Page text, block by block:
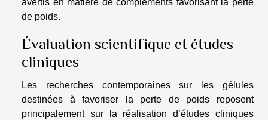
avertis en matière de compléments favorisant la perte
de poids.
Évaluation scientifique et études
cliniques
Les recherches contemporaines sur les gélules
destinées à favoriser la perte de poids reposent
principalement sur la réalisation d’études cliniques